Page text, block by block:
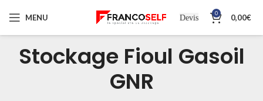
MENU Devis 0 0,00€
Stockage Fioul Gasoil
GNR